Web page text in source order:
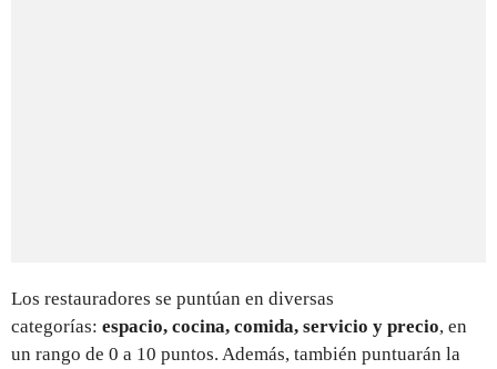
Los restauradores se puntúan en diversas
categorías: espacio, cocina, comida, servicio y precio, en
un rango de 0 a 10 puntos. Además, también puntuarán la